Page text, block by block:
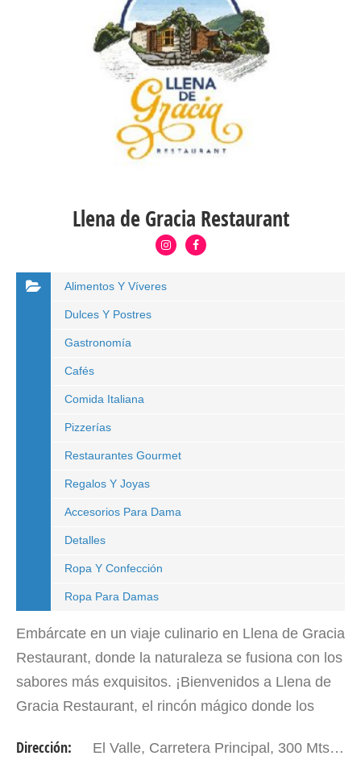
Llena de Gracia Restaurant
Alimentos Y Víveres
Dulces Y Postres
Gastronomía
Cafés
Comida Italiana
Pizzerías
Restaurantes Gourmet
Regalos Y Joyas
Accesorios Para Dama
Detalles
Ropa Y Confección
Ropa Para Damas
Embárcate en un viaje culinario en Llena de Gracia
Restaurant, donde la naturaleza se fusiona con los
sabores más exquisitos. ¡Bienvenidos a Llena de
Gracia Restaurant, el rincón mágico donde los
con…
Dirección: El Valle, Carretera Principal, 300 Mts Adelante del Hotel Valle Grande. Mérida - Edo. Mérida. Venezuela.